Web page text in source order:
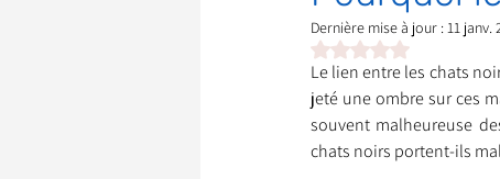
histoires Mammifères
Adoptions : Frais et
Dernière mise à jour :11 janv.
Noté NaN étoiles sur 5.
Le lien entre les chats
jeté une ombre sur ces
souvent malheureuse
chats noirs portent-ils